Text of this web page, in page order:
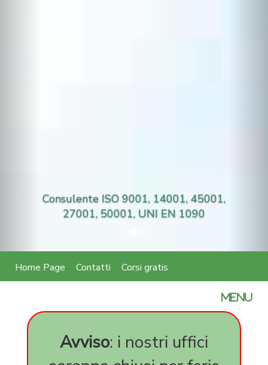
Consulente ISO 9001, 14001, 45001,
27001, 50001, UNI EN 1090
Home Page Contatti Corsi gratis
parità
di
MENU
Avviso: i nostri uffici